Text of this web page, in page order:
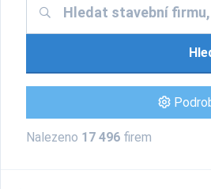
Nalezeno 17 496 firem